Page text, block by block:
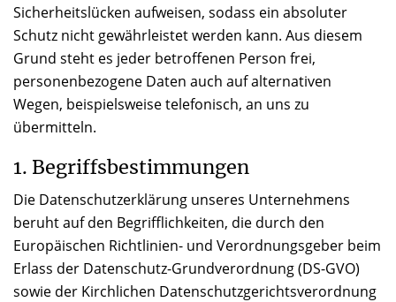
Sicherheitslücken aufweisen, sodass ein absoluter
Schutz nicht gewährleistet werden kann. Aus diesem
Grund steht es jeder betroffenen Person frei,
personenbezogene Daten auch auf alternativen
Wegen, beispielsweise telefonisch, an uns zu
übermitteln.
1. Begriffsbestimmungen
Die Datenschutzerklärung unseres Unternehmens
beruht auf den Begrifflichkeiten, die durch den
Europäischen Richtlinien- und Verordnungsgeber beim
Erlass der Datenschutz-Grundverordnung (DS-GVO)
sowie der Kirchlichen Datenschutzgerichtsverordnung